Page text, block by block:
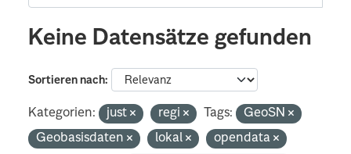
Keine Datensätze gefunden
Sortieren nach
Kategorien: just regi Tags:
GeoSN
Geobasisdaten
lokal
opendata